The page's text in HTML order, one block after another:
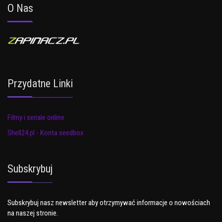
O Nas
Przydatne Linki
Filmy i seriale online
Shell24.pl - Konta seedbox
Subskrybuj
Subskrybuj nasz newsletter aby otrzymywać informacje o nowościach
na naszej stronie.